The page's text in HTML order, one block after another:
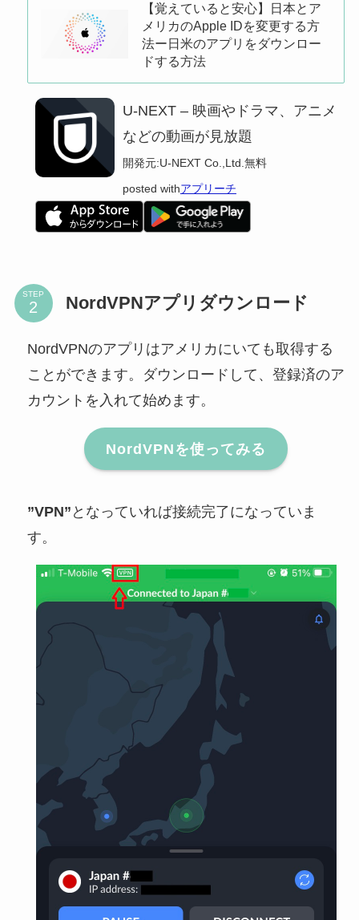
【覚えていると安心】日本とア
メリカのApple IDを変更する方
法ー日米のアプリをダウンロー
ドする方法
U-NEXT – 映画やドラマ、アニメ
などの動画が見放題
開発元:U-NEXT Co.,Ltd. 無料
posted withアプリーチ
STEP NordVPNアプリダウンロード
NordVPNのアプリはアメリカにいても取得する
ことができます。ダウンロードして、登録済のア
カウントを入れて始めます。
NordVPNを使ってみる
”VPN” となっていれば接続完了になっていま
す。